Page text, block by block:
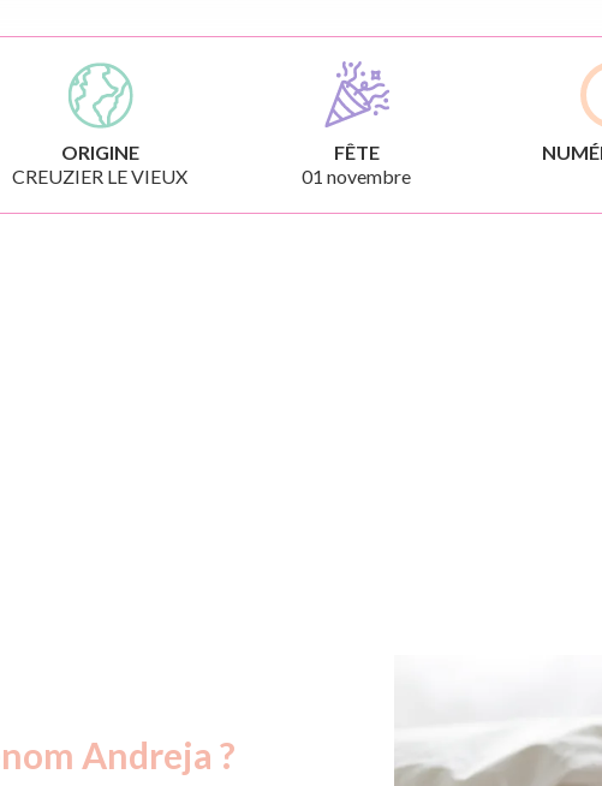
ORIGINE
CREUZIER LE VIEUX
FÊTE
01 novembre
Andreja ?